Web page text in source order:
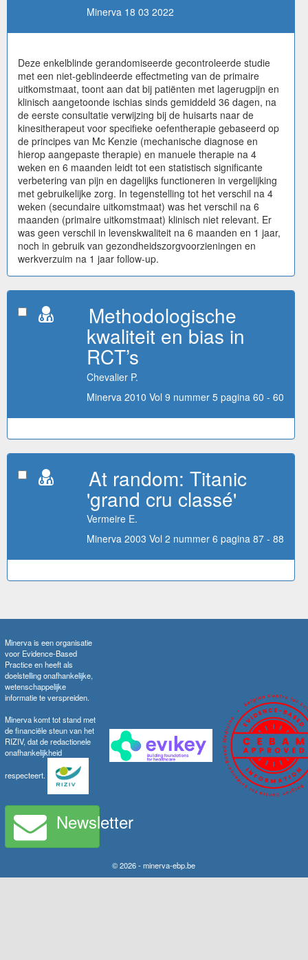
Minerva 18 03 2022
Deze enkelblinde gerandomiseerde gecontroleerde studie
met een niet-geblindeerde effectmeting van de primaire
uitkomstmaat, toont aan dat bij patiënten met lagerugpijn en
klinisch aangetoonde ischias sinds gemiddeld 36 dagen, na
de eerste consultatie verwijzing bij de huisarts naar de
kinesitherapeut voor specifieke oefentherapie gebaseerd op
de principes van Mc Kenzie (mechanische diagnose en
hierop aangepaste therapie) en manuele therapie na 4
weken en 6 maanden leidt tot een statistisch significante
verbetering van pijn en dagelijks functioneren in vergelijking
met gebruikelijke zorg. In tegenstelling tot het verschil na 4
weken (secundaire uitkomstmaat) was het verschil na 6
maanden (primaire uitkomstmaat) klinisch niet relevant. Er
was geen verschil in levenskwaliteit na 6 maanden en 1 jaar,
noch in gebruik van gezondheidszorgvoorzieningen en
werkverzuim na 1 jaar follow-up.
Methodologische
kwaliteit en bias in
RCT’s
Chevalier P.
Minerva 2010 Vol 9 nummer 5 pagina 60 - 60
At random: Titanic
'grand cru classé'
Vermeire E.
Minerva 2003 Vol 2 nummer 6 pagina 87 - 88
Minerva is een organisatie
voor Evidence-Based
Practice en heeft als
doelstelling onafhankelijke,
wetenschappelijke
informatie te verspreiden.
Minerva komt tot stand met
de financiële steun van het
RIZIV, dat de redactionele
onafhankelijkheid
respecteert.
Newsletter
© 2026 - minerva-ebp.be